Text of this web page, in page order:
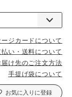
ジカードについて
い・送料について
け先のご注文方法
手提げ袋について
お気に入りに登録